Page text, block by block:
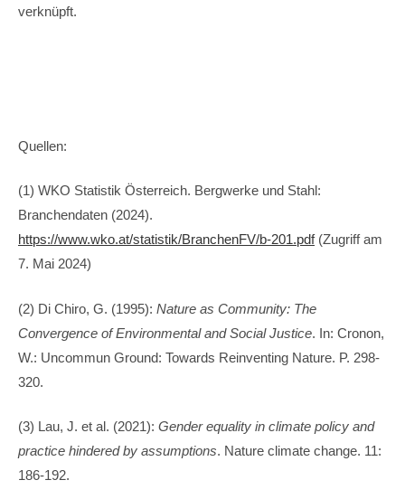
verknüpft.
Quellen:
(1) WKO Statistik Österreich. Bergwerke und Stahl:
Branchendaten (2024).
https://www.wko.at/statistik/BranchenFV/b-201.pdf(Zugriff am
7. Mai 2024)
(2) Di Chiro, G. (1995): Nature as Community: The
Convergence of Environmental and Social Justice. In: Cronon,
W.: Uncommun Ground: Towards Reinventing Nature. P. 298-
320.
(3) Lau, J. et al. (2021): Gender equality in climate policy and
practice hindered by assumptions. Nature climate change. 11:
186-192.